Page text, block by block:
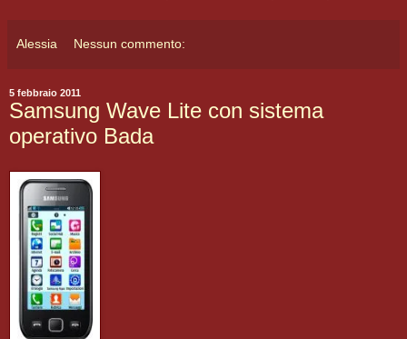
Alessia Nessun commento:
5 febbraio 2011
Samsung Wave Lite con sistema
operativo Bada